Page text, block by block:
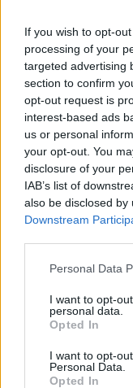
If you wish to opt-
processing of your
targeted advertising
section to confirm
opt-out request is
interest-based ads
us or personal
your opt-out. You
disclosure of your
IAB’s list of
also be disclosed
Downstream
Please note that
not limited to your
grant or deny
use your data for
consent section.
Personal Data
I want to opt-
personal data.
Opted In
I want to opt-
Personal Data.
Opted In
Τάκης
καθήκον»
«Ένας εξαιρετικός
υφυπουργός
ζωή. Υπήρξε
φιλικός» ανέφερε ο
Θεοδωρικάκος και
καρκίνο κι ήταν
αποχαιρετώ με
μεγάλη λύπη. Θερμά
του πρόσωπα»,
υφυπουργός
φιλικός. Παλεψε
— Τάκης
Συλλυπητήρια